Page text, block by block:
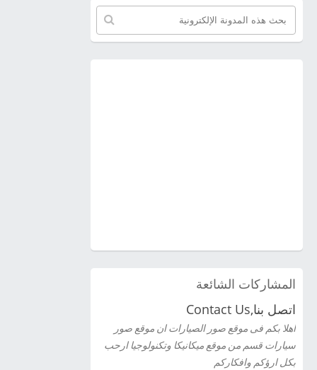
المشاركات الشائعة
اتصل بنا,Contact Us
اهلا بكم فى موقع صور الصيارات ان موقع صور
سيارات قسم من موقع ميكانيكا وتكنولوجيا ارحب
بكل ارؤكم وافكاركم